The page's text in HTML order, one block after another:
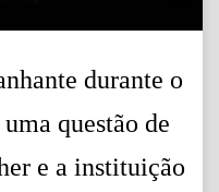
durante o
questão de
e a instituição